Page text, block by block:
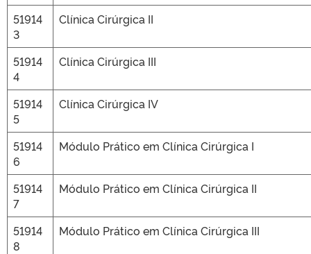
51914
3
Clínica Cirúrgica II
51914
4
Clínica Cirúrgica III
51914
5
Clínica Cirúrgica IV
51914
6
Módulo Prático em Clínica Cirúrgica I
51914
7
Módulo Prático em Clínica Cirúrgica II
51914
8
Módulo Prático em Clínica Cirúrgica III